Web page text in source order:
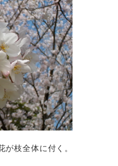
枝全体に付く。